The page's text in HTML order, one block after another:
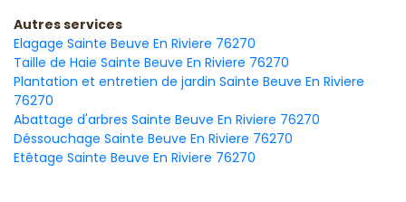
Autres services
Elagage Sainte Beuve En Riviere 76270
Taille de Haie Sainte Beuve En Riviere 76270
Plantation et entretien de jardin Sainte Beuve En Riviere
76270
Abattage d'arbres Sainte Beuve En Riviere 76270
Déssouchage Sainte Beuve En Riviere 76270
Etêtage Sainte Beuve En Riviere 76270